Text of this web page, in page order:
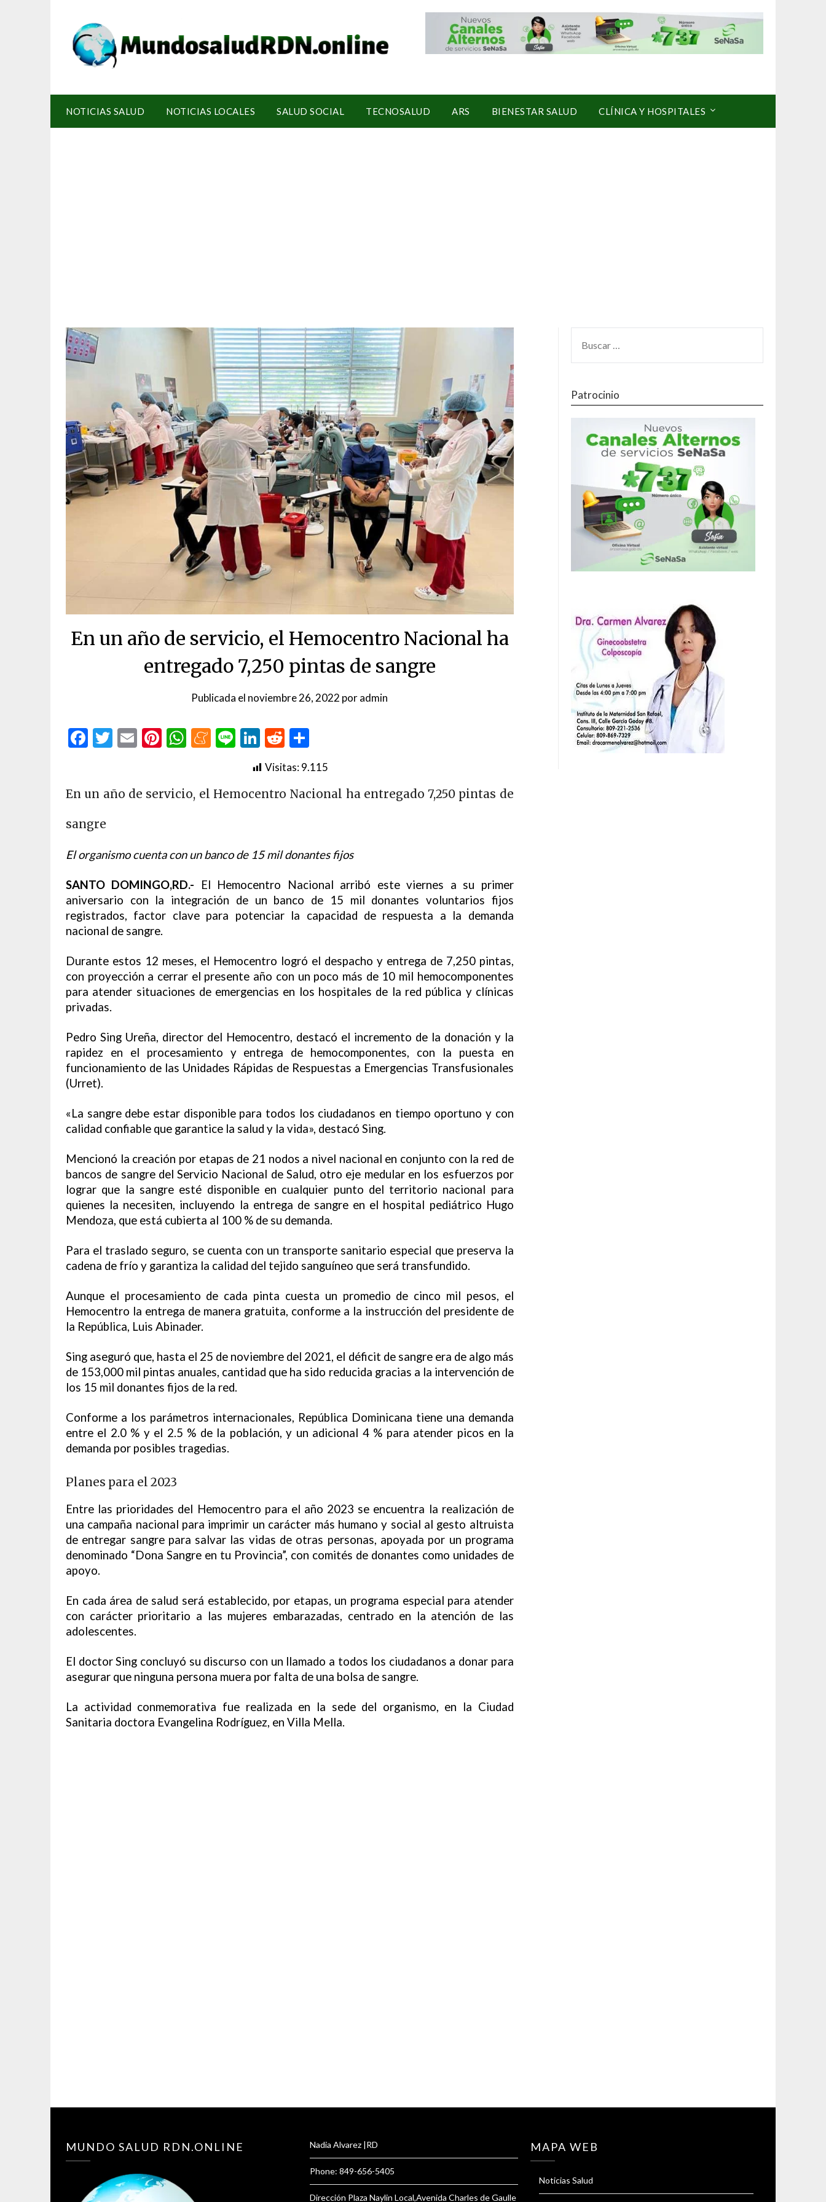
NOTICIAS SALUD NOTICIAS LOCALES SALUD SOCIAL TECNOSALUD ARS BIENESTAR SALUD CLÍNICA Y HOSPITALES
En un año de servicio, el Hemocentro Nacional ha
entregado 7,250 pintas de sangre
Publicada el noviembre 26, 2022 poradmin
Facebook
Twitter
EmailPinterest
WhatsApp
Meneame
LineLinkedIn
Reddit
Visitas:9.115
En un año de servicio, el Hemocentro Nacional ha entregado 7,250 pintas de
sangre
El organismo cuenta con un banco de 15 mil donantes fijos
SANTO DOMINGO,RD.- El Hemocentro Nacional arribó este viernes a su primer
aniversario con la integración de un banco de 15 mil donantes voluntarios fijos
registrados, factor clave para potenciar la capacidad de respuesta a la demanda
nacional de sangre.
Durante estos 12 meses, el Hemocentro logró el despacho y entrega de 7,250 pintas,
con proyección a cerrar el presente año con un poco más de 10 mil hemocomponentes
para atender situaciones de emergencias en los hospitales de la red pública y clínicas
privadas.
Pedro Sing Ureña, director del Hemocentro, destacó el incremento de la donación y la
rapidez en el procesamiento y entrega de hemocomponentes, con la puesta en
funcionamiento de las Unidades Rápidas de Respuestas a Emergencias Transfusionales
(Urret).
«La sangre debe estar disponible para todos los ciudadanos en tiempo oportuno y con
calidad confiable que garantice la salud y la vida», destacó Sing.
Mencionó la creación por etapas de 21 nodos a nivel nacional en conjunto con la red de
bancos de sangre del Servicio Nacional de Salud, otro eje medular en los esfuerzos por
lograr que la sangre esté disponible en cualquier punto del territorio nacional para
quienes la necesiten, incluyendo la entrega de sangre en el hospital pediátrico Hugo
Mendoza, que está cubierta al 100 % de su demanda.
Para el traslado seguro, se cuenta con un transporte sanitario especial que preserva la
cadena de frío y garantiza la calidad del tejido sanguíneo que será transfundido.
Aunque el procesamiento de cada pinta cuesta un promedio de cinco mil pesos, el
Hemocentro la entrega de manera gratuita, conforme a la instrucción del presidente de
la República, Luis Abinader.
Sing aseguró que, hasta el 25 de noviembre del 2021, el déficit de sangre era de algo más
de 153,000 mil pintas anuales, cantidad que ha sido reducida gracias a la intervención de
los 15 mil donantes fijos de la red.
Conforme a los parámetros internacionales, República Dominicana tiene una demanda
entre el 2.0 % y el 2.5 % de la población, y un adicional 4 % para atender picos en la
demanda por posibles tragedias.
Planes para el 2023
Entre las prioridades del Hemocentro para el año 2023 se encuentra la realización de
una campaña nacional para imprimir un carácter más humano y social al gesto altruista
de entregar sangre para salvar las vidas de otras personas, apoyada por un programa
denominado “Dona Sangre en tu Provincia”, con comités de donantes como unidades de
apoyo.
En cada área de salud será establecido, por etapas, un programa especial para atender
con carácter prioritario a las mujeres embarazadas, centrado en la atención de las
adolescentes.
El doctor Sing concluyó su discurso con un llamado a todos los ciudadanos a donar para
asegurar que ninguna persona muera por falta de una bolsa de sangre.
La actividad conmemorativa fue realizada en la sede del organismo, en la Ciudad
Sanitaria doctora Evangelina Rodríguez, en Villa Mella.
Patrocinio
MUNDO SALUD RDN.ONLINE Nadia Alvarez |RD
Phone: 849-656-5405
Dirección Plaza Naylin Local,Avenida Charles de Gaulle
MAPA WEB
Noticias Salud